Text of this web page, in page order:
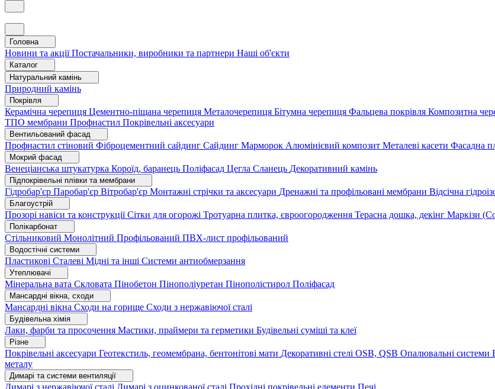
Головна
Новини та акціїПостачальники, виробники та партнери Наші об'єкти
Каталог
Натуральний камінь
Природний камінь
Покрівля
Керамічна черепиця Цементно-піщана черепиця Металочерепиця Бітумна черепиця Фальцева покрівля Композитна
ТПО мембрани Профнастил Покрівельні аксесуари
Вентильований фасад
Профнастил стіновий Фіброцементний сайдинг Сайдинг Марморок Алюмінієвий композит Металеві касети Фасадна
Мокрий фасад
Венеціанська штукатурка Короїд, баранець Поліфасад Цегла Сланець Декоративний камінь
Підпокрівельні плівки та мембрани
Гідробар'єр Паробар'єр Вітробар'єр Монтажні стрічки та аксесуари Дренажні та профільовані мембрани Відсічна
Благоустрій
Прозорі навіси та конструкціїСітки для огорожі Тротуарна плитка, євроогородження Терасна дошка, декінг Маркізи
Полікарбонат
Стільниковий Монолітний Профільований ПВХ-лист профільований
Водостічні системи
Пластикові Сталеві Мідні та інші Системи антиобмерзання
Утеплювачі
Мінеральна вата Скловата Пінобетон Пінополіуретан Пінополістирол Поліфасад
Мансардні вікна, сходи
Мансардні вікна Сходи на горище Сходи з нержавіючої сталі
Будівельна хімія
Лаки, фарби та просочення Мастики, праймери та герметики Будівельні суміші та клеї
Різне
Покрівельні аксесуари Геотекстиль, геомембрана, бентонітові мати Декоративні стелі OSB, QSB Опалювальні системи
металу
Димарі та системи вентиляції
Димарі з нержавіючої сталі Димарі з оцинкованої сталі Прохідні покрівельні елементи Печі